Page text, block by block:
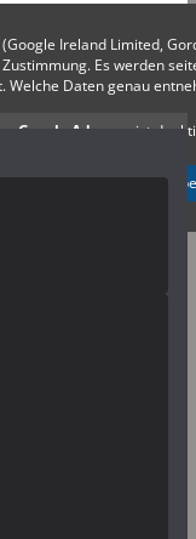
Ireland Limited,
Es werden
Daten genau
Google Adsense ist